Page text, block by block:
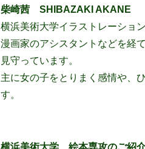
柴崎茜 SHIBAZAKI AKANE
横浜美術大学イラストレーショ
漫画家のアシスタントなどを経
見守っています。
主に女の子をとりまく感情や、
す。
横浜美術大学 絵本専攻のご紹